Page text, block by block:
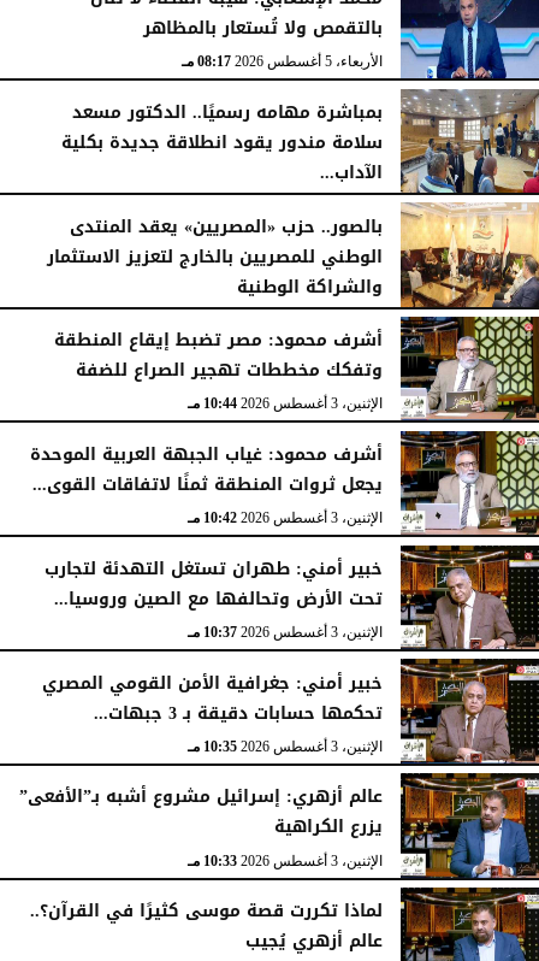
بالتقمص ولا تُستعار بالمظاهر
الأربعاء، 5 أغسطس 2026 08:17 مـ
بمباشرة مهامه رسميًا.. الدكتور مسعد
سلامة مندور يقود انطلاقة جديدة بكلية
الآداب...
الأربعاء، 5 أغسطس 2026
بالصور.. حزب «المصريين» يعقد المنتدى
الوطني للمصريين بالخارج لتعزيز الاستثمار
والشراكة الوطنية
الثلاثاء، 4 أغسطس 2026
أشرف محمود: مصر تضبط إيقاع المنطقة
وتفكك مخططات تهجير الصراع للضفة
الإثنين، 3 أغسطس 2026 10:44 مـ
أشرف محمود: غياب الجبهة العربية الموحدة
يجعل ثروات المنطقة ثمنًا لاتفاقات القوى...
الإثنين، 3 أغسطس 2026 10:42 مـ
خبير أمني: طهران تستغل التهدئة لتجارب
تحت الأرض وتحالفها مع الصين وروسيا...
الإثنين، 3 أغسطس 2026 10:37 مـ
خبير أمني: جغرافية الأمن القومي المصري
تحكمها حسابات دقيقة بـ 3 جبهات...
الإثنين، 3 أغسطس 2026 10:35 مـ
عالم أزهري: إسرائيل مشروع أشبه بـ”الأفعى”
يزرع الكراهية
الإثنين، 3 أغسطس 2026 10:33 مـ
لماذا تكررت قصة موسى كثيرًا في القرآن؟..
عالم أزهري يُجيب